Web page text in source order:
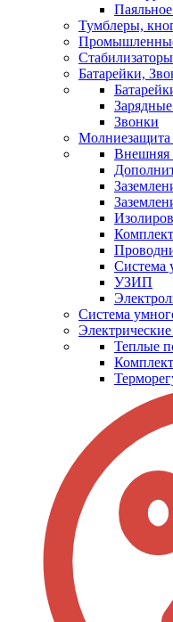
Тумблеры,
Батарейки,
Звонки
Молниезащита
Внешняя
Система
УЗИП
Система
Теплые